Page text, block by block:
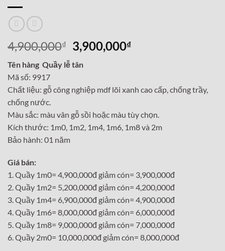
4,900,000₫
Giá
gốc
là:
3,900,000₫Giá
3,900,000₫.
Tên hàng Quầy lễ tân
Mã số: 9917
Chất liệu: gỗ công nghiệp mdf lõi xanh cao cấp, chống trầy,
chống nước.
Màu sắc: màu vân gỗ sồi hoặc màu tùy chọn.
Kích thước: 1m0, 1m2, 1m4, 1m6, 1m8 và 2m
Bảo hành: 01 năm
Giá bán:
1. Quầy 1m0= 4,900,000đ giảm cón= 3,900,000đ
2. Quầy 1m2= 5,200,000đ giảm cón= 4,200,000đ
3. Quầy 1m4= 6,900,000đ giảm cón= 4,900,000đ
4. Quầy 1m6= 8,000,000đ giảm cón= 6,000,000đ
5. Quầy 1m8= 9,000,000đ giảm cón= 7,000,000đ
6. Quầy 2m0= 10,000,000đ giảm cón= 8,000,000đ